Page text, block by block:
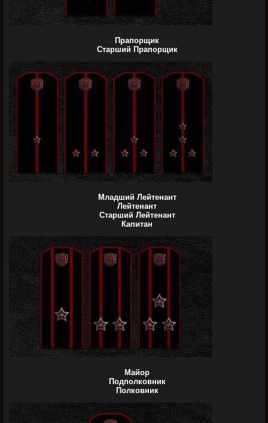
Прапорщик
Старший Прапорщик
Младший Лейтенант
Лейтенант
Старший Лейтенант
Капитан
Майор
Подполковник
Полковник